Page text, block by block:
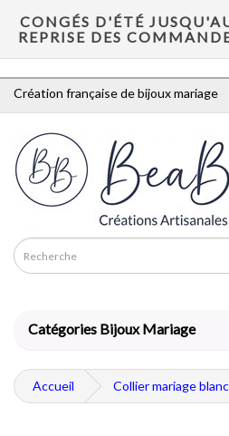
CONGÉS D'ÉTÉ
REPRISE DES
Création française de bijoux mariage
Catégories Bijoux Mariage
Accueil Collier mariage